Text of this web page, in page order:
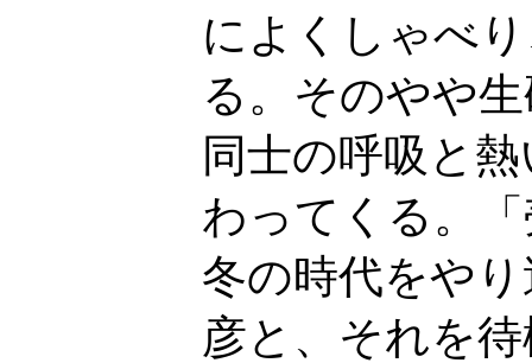
によくしゃべ
る。そのやや
同士の呼吸と
わってくる。
冬の時代をや
彦と、それを